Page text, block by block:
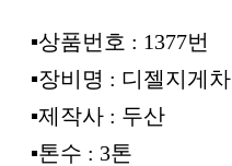
▪︎상품번호 : 1377번
▪︎장비명 : 디젤지게차
▪︎제작사 : 두산
▪︎톤수 : 3톤